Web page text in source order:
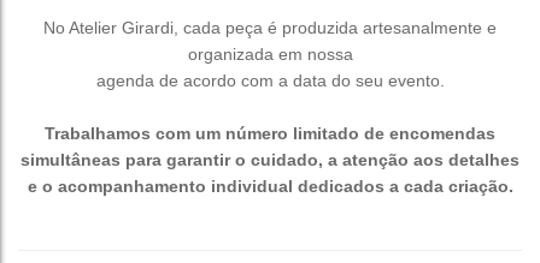
No Atelier Girardi, cada peça é produzida artesanalmente e
organizada em nossa
agenda de acordo com a data do seu evento.
Trabalhamos com um número limitado de encomendas
simultâneas para garantir o cuidado, a atenção aos detalhes
e o acompanhamento individual dedicados a cada criação.